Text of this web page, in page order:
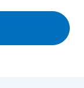
送付、会員情報